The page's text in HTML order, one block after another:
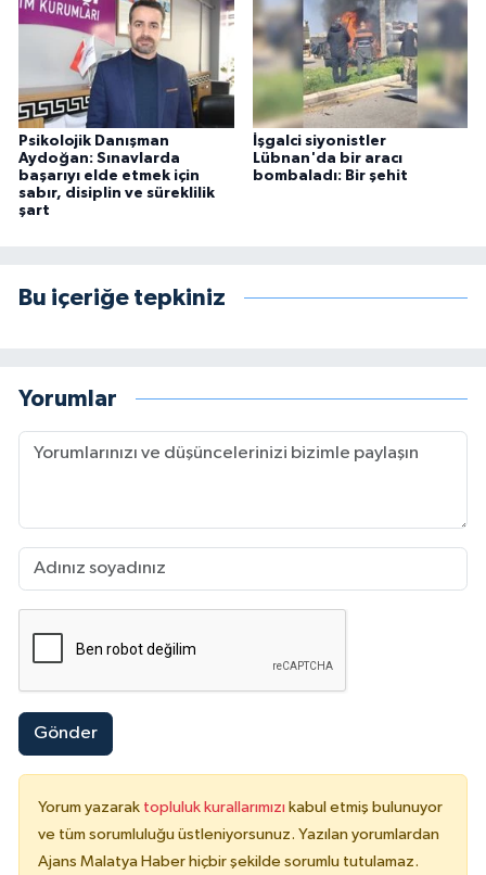
Psikolojik Danışman
Aydoğan: Sınavlarda
başarıyı elde etmek için
sabır, disiplin ve süreklilik
şart
İşgalci siyonistler
Lübnan'da bir aracı
bombaladı: Bir şehit
Bu içeriğe tepkiniz
Yorumlar
Gönder
Yorum yazarak topluluk kurallarımızı kabul etmiş bulunuyor
ve tüm sorumluluğu üstleniyorsunuz. Yazılan yorumlardan
Ajans Malatya Haber hiçbir şekilde sorumlu tutulamaz.